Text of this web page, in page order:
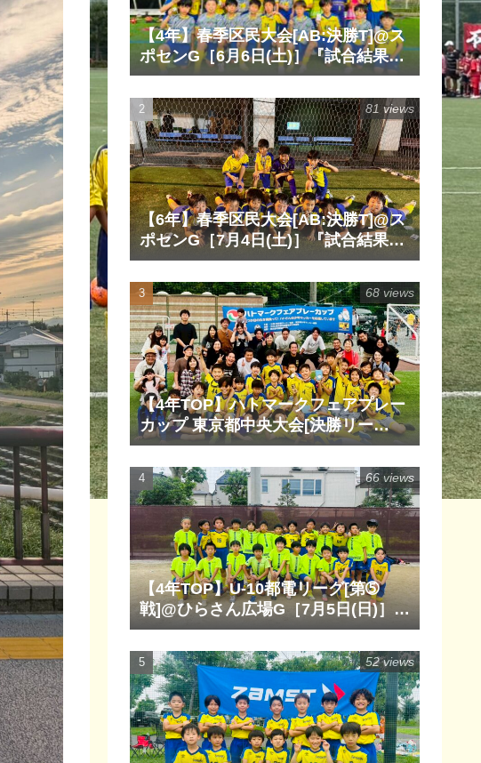
【4年】春季区民大会[AB:決勝T]@ス
ポセンG［6月6日(土)］『試合結果』
『マッチレポート』『試合動画』
【6年】春季区民大会[AB:決勝T]@ス
ポセンG［7月4日(土)］『試合結果』
『マッチレポート』『試合動画』
81 views
【4年TOP】ハトマークフェアプレー
カップ 東京都中央大会[決勝リー
グ]@清瀬内山運動公園サッカー場
G［6月14日(日)］『試合結果』『マ
ッチレポート』『試合動画』
68 views
【4年TOP】U-10都電リーグ[第➄
戦]@ひらさん広場G［7月5日(日)］
『試合結果』『マッチレポート』
『試合動画』
66 views
52 views